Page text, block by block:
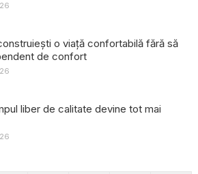
o viață confortabilă fără să
de confort
liber de calitate devine tot mai